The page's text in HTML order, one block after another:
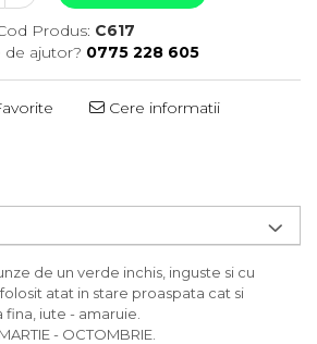
Produs: C617
de ajutor? 0775 228 605
Cere informatii
de un verde inchis, inguste si cu
atat in stare proaspata cat si
iute - amaruie.
- OCTOMBRIE.